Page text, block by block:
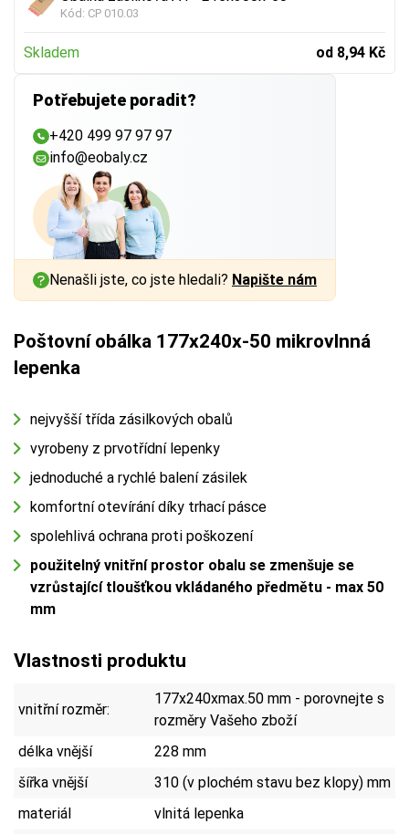
Kód: CP 010.03
Skladem od 8,94 Kč
Potřebujete poradit?
+420 499 97 97 97
info@eobaly.cz
Nenašli jste, co jste hledali? Napište nám
Poštovní obálka 177x240x-50 mikrovlnná
lepenka
nejvyšší třída zásilkových obalů
vyrobeny z prvotřídní lepenky
jednoduché a rychlé balení zásilek
komfortní otevírání díky trhací pásce
spolehlivá ochrana proti poškození
použitelný vnitřní prostor obalu se zmenšuje se
vzrůstající tloušťkou vkládaného předmětu - max 50
mm
Vlastnosti produktu
vnitřní rozměr:
177x240xmax.50 mm - porovnejte s
rozměry Vašeho zboží
délka vnější
228 mm
šířka vnější
310 (v plochém stavu bez klopy) mm
materiál
vlnitá lepenka